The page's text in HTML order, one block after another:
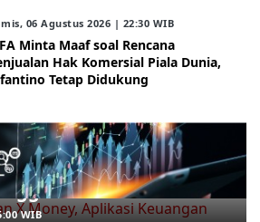
06 Agustus 2026 | 22:30 WIB
Minta Maaf soal Rencana
Hak Komersial Piala Dunia,
Tetap Didukung
X Money, Aplikasi
dengan Kartu Visa
6 Persen
WIB